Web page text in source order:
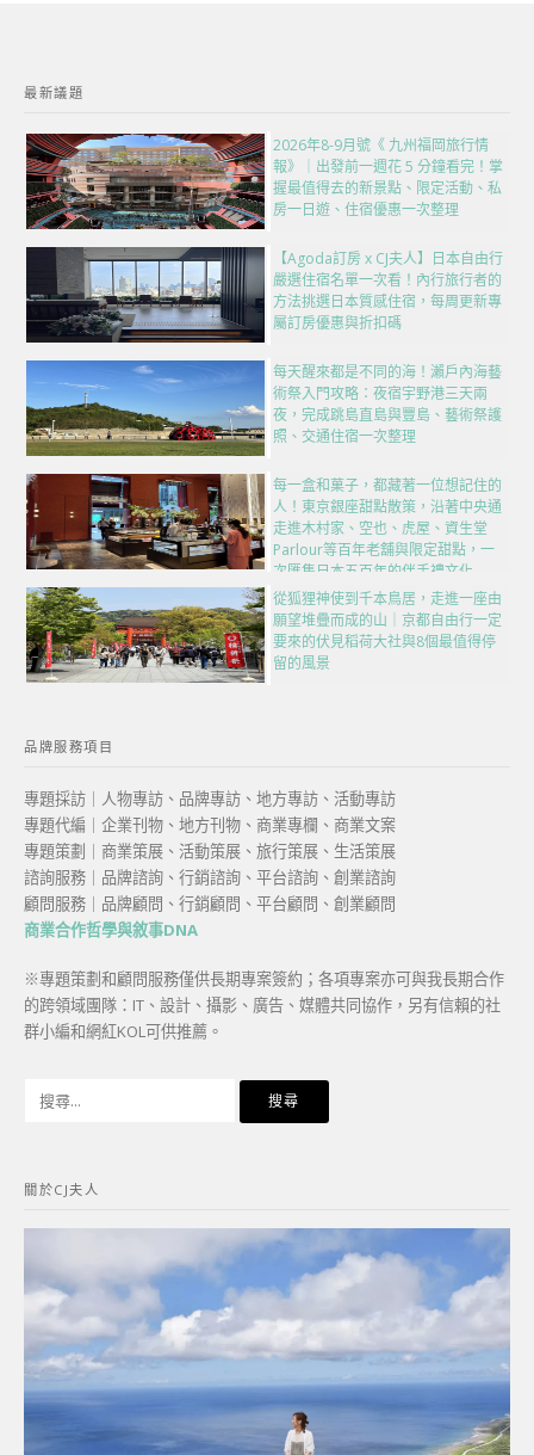
最新議題
2026年8-9月號《 九州福岡旅行情
報》｜出發前一週花 5 分鐘看完！掌
握最值得去的新景點、限定活動、私
房一日遊、住宿優惠一次整理
【Agoda訂房 x CJ夫人】日本自由行
嚴選住宿名單一次看！內行旅行者的
方法挑選日本質感住宿，每周更新專
屬訂房優惠與折扣碼
每天醒來都是不同的海！瀨戶內海藝
術祭入門攻略：夜宿宇野港三天兩
夜，完成跳島直島與豐島、藝術祭護
照、交通住宿一次整理
每一盒和菓子，都藏著一位想記住的
人！東京銀座甜點散策，沿著中央通
走進木村家、空也、虎屋、資生堂
Parlour等百年老舖與限定甜點，一
次匯集日本五百年的伴手禮文化
從狐狸神使到千本鳥居，走進一座由
願望堆疊而成的山｜京都自由行一定
要來的伏見稻荷大社與8個最值得停
留的風景
品牌服務項目
專題採訪｜人物專訪、品牌專訪、地方專訪、活動專訪
專題代編｜企業刊物、地方刊物、商業專欄、商業文案
專題策劃｜商業策展、活動策展、旅行策展、生活策展
諮詢服務｜品牌諮詢、行銷諮詢、平台諮詢、創業諮詢
顧問服務｜品牌顧問、行銷顧問、平台顧問、創業顧問
商業合作哲學與敘事DNA
※專題策劃和顧問服務僅供長期專案簽約；各項專案亦可與我長期合作
的跨領域團隊：IT、設計、攝影、廣告、媒體共同協作，另有信賴的社
群小編和網紅KOL可供推薦。
字:
關於CJ夫人